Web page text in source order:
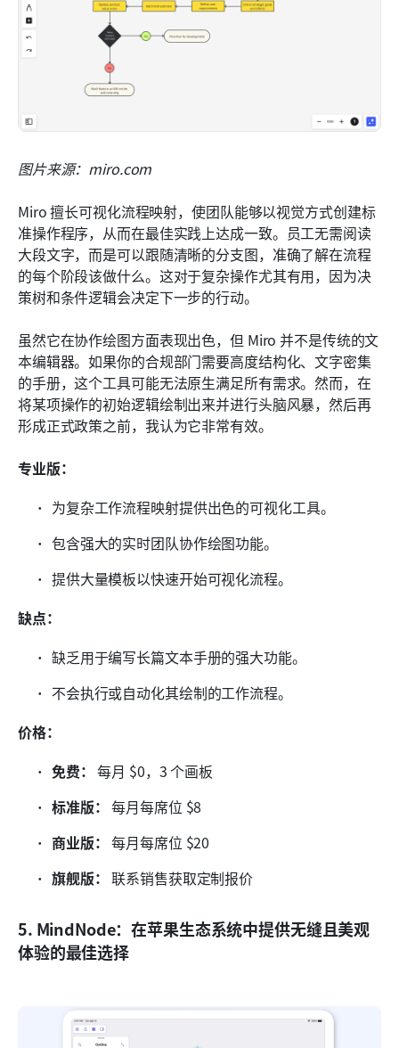
图片来源：miro.com
Miro 擅长可视化流程映射，使团队能够以视觉方式创建标
准操作程序，从而在最佳实践上达成一致。员工无需阅读
大段文字，而是可以跟随清晰的分支图，准确了解在流程
的每个阶段该做什么。这对于复杂操作尤其有用，因为决
策树和条件逻辑会决定下一步的行动。
虽然它在协作绘图方面表现出色，但 Miro 并不是传统的文
本编辑器。如果你的合规部门需要高度结构化、文字密集
的手册，这个工具可能无法原生满足所有需求。然而，在
将某项操作的初始逻辑绘制出来并进行头脑风暴，然后再
形成正式政策之前，我认为它非常有效。
专业版：
为复杂工作流程映射提供出色的可视化工具。
包含强大的实时团队协作绘图功能。
提供大量模板以快速开始可视化流程。
缺点：
缺乏用于编写长篇文本手册的强大功能。
不会执行或自动化其绘制的工作流程。
价格：
免费： 每月 $0，3 个画板
标准版： 每月每席位 $8
商业版： 每月每席位 $20
旗舰版： 联系销售获取定制报价
5. MindNode：在苹果生态系统中提供无缝且美观
体验的最佳选择